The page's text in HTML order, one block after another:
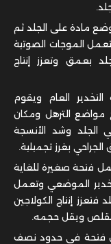
مادة على الجلد ثم
الموجات الصوتية
بعمق وتعزز إنتاج
العام ويقوم
الترهل ومكان
الجلد وشد الأنسجة
بغرز تجميلية.
فتحة صغيرة للغاية
الموضعي وتعمل
فتعزز إنتاج الكولاجين
فبتقلص ويقل حجمه.
فتحة في حدود نصف